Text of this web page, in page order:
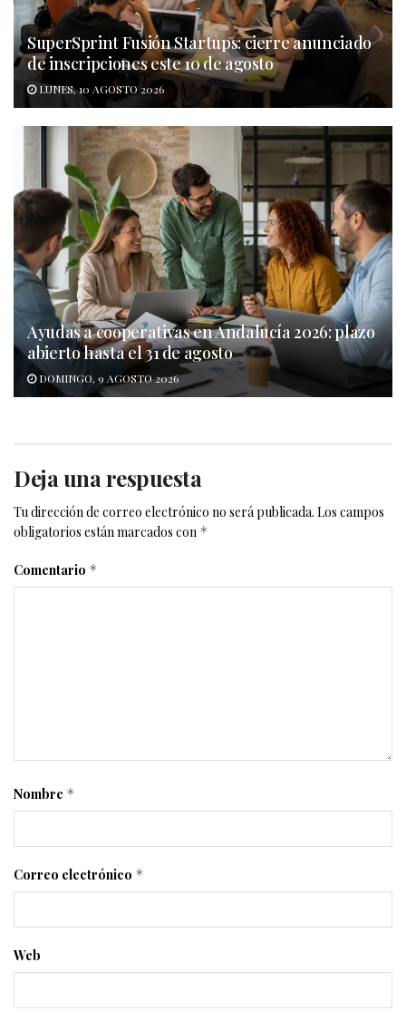
SuperSprint Fusión Startups: cierre anunciado
de inscripciones este 10 de agosto
LUNES, 10 AGOSTO 2026
Ayudas a cooperativas en Andalucía 2026: plazo
abierto hasta el 31 de agosto
DOMINGO, 9 AGOSTO 2026
Deja una respuesta
Tu dirección de correo electrónico no será publicada. Los campos
obligatorios están marcados con *
Comentario *
Nombre *
Correo electrónico *
Web